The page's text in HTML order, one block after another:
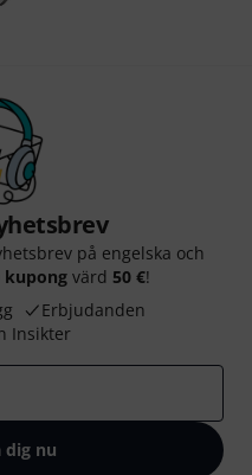
på engelska och
kupong värd 50 €!
Erbjudanden
Insikter
dig nu